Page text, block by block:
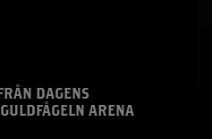
DAGENS
ARENA